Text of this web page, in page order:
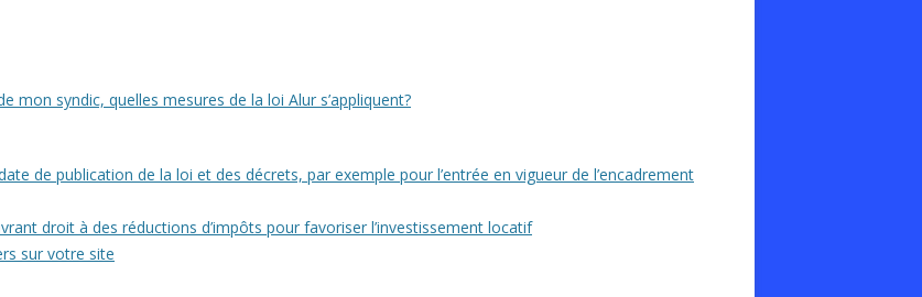
mon syndic, quelles mesures de la loi Alur s’appliquent?
de publication de la loi et des décrets, par exemple pour l’entrée en vigueur de l’encadrement
droit à des réductions d’impôts pour favoriser l’investissement locatif
sur votre site